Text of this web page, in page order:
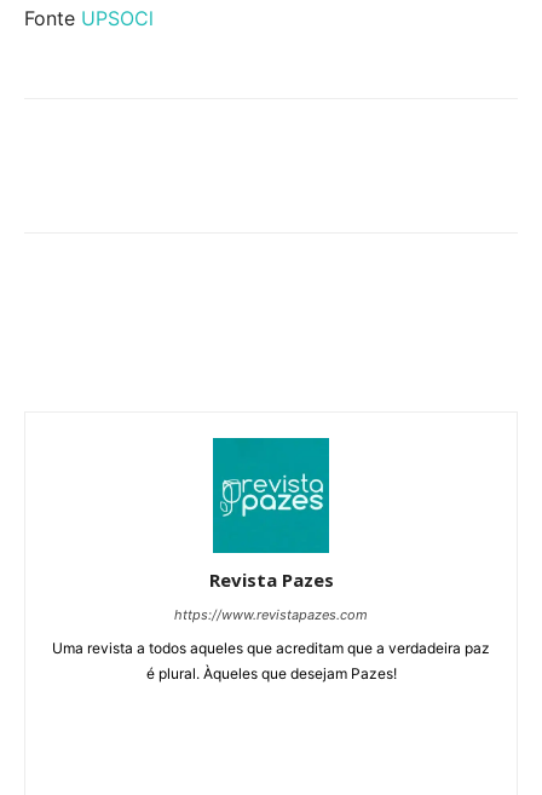
Fonte UPSOCl
Revista Pazes
https://www.revistapazes.com
Uma revista a todos aqueles que acreditam que a verdadeira paz
é plural. Àqueles que desejam Pazes!